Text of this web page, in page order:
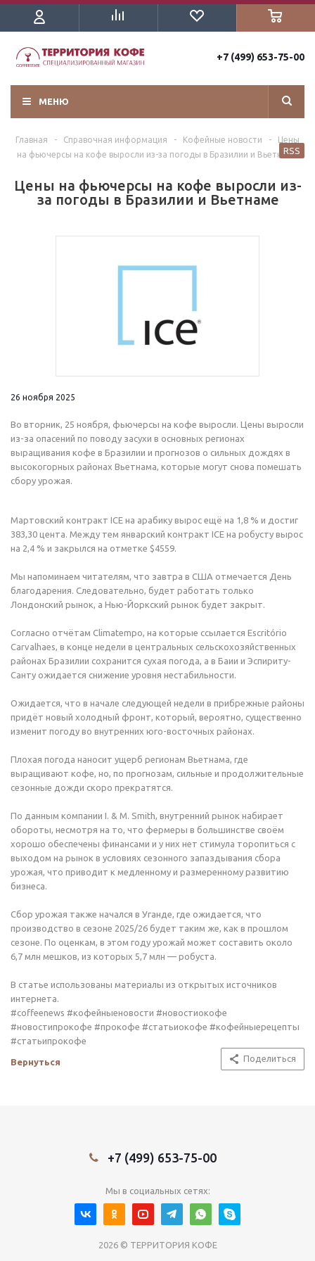
+7 (499) 653-75-00
МЕНЮ
Главная - Справочная информация - Кофейные новости -
Цены
на фьючерсы на кофе выросли из-за погоды в Бразилии и Вьетнаме
Цены на фьючерсы на кофе выросли из-
за погоды в Бразилии и Вьетнаме
RSS
26 ноября 2025
Во вторник, 25 ноября, фьючерсы на кофе выросли. Цены выросли
из-за опасений по поводу засухи в основных регионах
выращивания кофе в Бразилии и прогнозов о сильных дождях в
высокогорных районах Вьетнама, которые могут снова помешать
сбору урожая.
Мартовский контракт ICE на арабику вырос ещё на 1,8 % и достиг
383,30 цента. Между тем январский контракт ICE на робусту вырос
на 2,4 % и закрылся на отметке $4559.
Мы напоминаем читателям, что завтра в США отмечается День
благодарения. Следовательно, будет работать только
Лондонский рынок, а Нью-Йоркский рынок будет закрыт.
Согласно отчётам Climatempo, на которые ссылается Escritório
Carvalhaes, в конце недели в центральных сельскохозяйственных
районах Бразилии сохранится сухая погода, а в Баии и Эспириту-
Санту ожидается снижение уровня нестабильности.
Ожидается, что в начале следующей недели в прибрежные районы
придёт новый холодный фронт, который, вероятно, существенно
изменит погоду во внутренних юго-восточных районах.
Плохая погода наносит ущерб регионам Вьетнама, где
выращивают кофе, но, по прогнозам, сильные и продолжительные
сезонные дожди скоро прекратятся.
По данным компании I. & M. Smith, внутренний рынок набирает
обороты, несмотря на то, что фермеры в большинстве своём
хорошо обеспечены финансами и у них нет стимула торопиться с
выходом на рынок в условиях сезонного запаздывания сбора
урожая, что приводит к медленному и размеренному развитию
бизнеса.
Сбор урожая также начался в Уганде, где ожидается, что
производство в сезоне 2025/26 будет таким же, как в прошлом
сезоне. По оценкам, в этом году урожай может составить около
6,7 млн мешков, из которых 5,7 млн — робуста.
В статье использованы материалы из открытых источников
интернета.
#coffeenews #кофейныеновости #новостиокофе
#новостипрокофе #прокофе #статьиокофе #кофейныерецепты
#статьипрокофе
Вернуться Поделиться
+7 (499) 653-75-00
Мы в социальных сетях:
2026 © ТЕРРИТОРИЯ КОФЕ